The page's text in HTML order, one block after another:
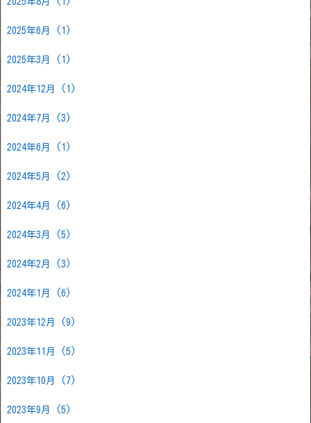
2025年6月 (1)
2025年3月 (1)
2024年12月 (1)
2024年7月 (3)
2024年6月 (1)
2024年5月 (2)
2024年4月 (6)
2024年3月 (5)
2024年2月 (3)
2024年1月 (6)
2023年12月 (9)
2023年11月 (5)
2023年10月 (7)
2023年9月 (5)